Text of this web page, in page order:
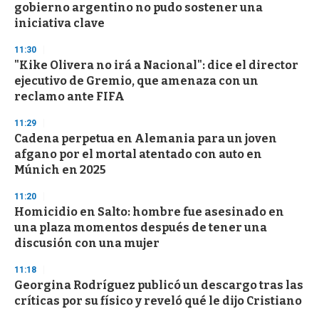
gobierno argentino no pudo sostener una
iniciativa clave
11:30
"Kike Olivera no irá a Nacional": dice el director
ejecutivo de Gremio, que amenaza con un
reclamo ante FIFA
11:29
Cadena perpetua en Alemania para un joven
afgano por el mortal atentado con auto en
Múnich en 2025
11:20
Homicidio en Salto: hombre fue asesinado en
una plaza momentos después de tener una
discusión con una mujer
11:18
Georgina Rodríguez publicó un descargo tras las
críticas por su físico y reveló qué le dijo Cristiano